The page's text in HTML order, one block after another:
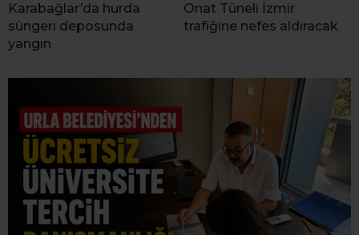
Karabağlar’da hurda
süngeri deposunda
yangın
Onat Tüneli İzmir
trafiğine nefes aldıracak